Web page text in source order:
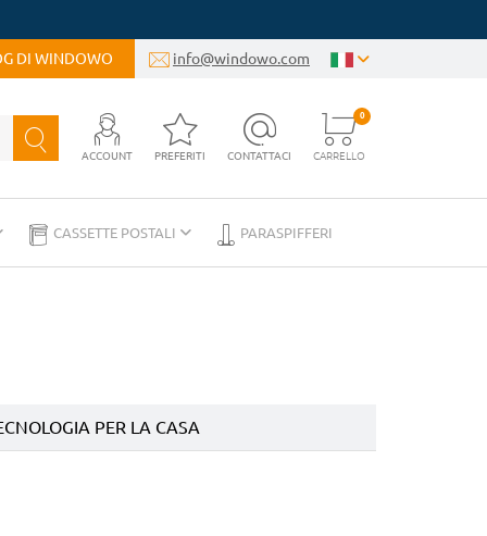
DI WINDOWO info@windowo.com
ACCOUNT PREFERITI CONTATTACI CARRELLO
0
CASSETTE POSTALI PARASPIFFERI
PER LA CASA